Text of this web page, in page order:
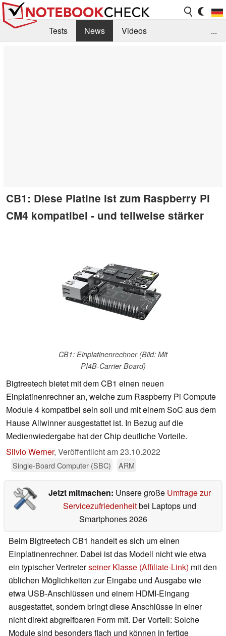
Tests News
Videos
...
CB1: Diese Platine ist zum Raspberry Pi
CM4 kompatibel - und teilweise stärker
CB1: Einplatinenrechner (Bild: Mit
PI4B-Carrier Board)
Bigtreetech bietet mit dem CB1 einen neuen
Einplatinenrechner an, welche zum Raspberry Pi Compute
Module 4 kompatibel sein soll und mit einem SoC aus dem
Hause Allwinner ausgestattet ist. In Bezug auf die
Medienwiedergabe hat der Chip deutliche Vorteile.
Silvio Werner, Veröffentlicht am23.10.2022
Single-Board Computer (SBC) ARM
Jetzt mitmachen: Unsere große Umfrage zur
Servicezufriedenheitbei Laptops und
Smartphones 2026
Beim Bigtreetech CB1 handelt es sich um einen
Einplatinenrechner. Dabei ist das Modell nicht wie etwa
ein typischer Vertreterseiner Klasse (Affiliate-Link) mit den
üblichen Möglichkeiten zur Eingabe und Ausgabe wie
etwa USB-Anschlüssen und einem HDMI-Eingang
ausgestattet, sondern bringt diese Anschlüsse in einer
nicht direkt abgreifbaren Form mit. Der Vorteil: Solche
Module sind besonders flach und können in fertige